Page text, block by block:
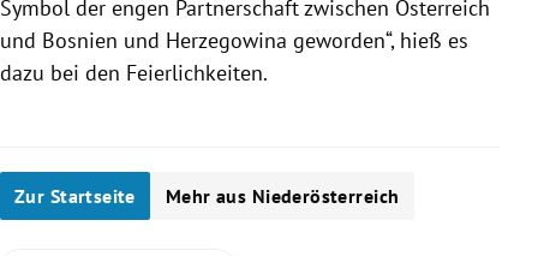
Symbol der engen Partnerschaft zwischen Österreich
und Bosnien und Herzegowina geworden“, hieß es
dazu bei den Feierlichkeiten.
Zur Startseite Mehr aus Niederösterreich